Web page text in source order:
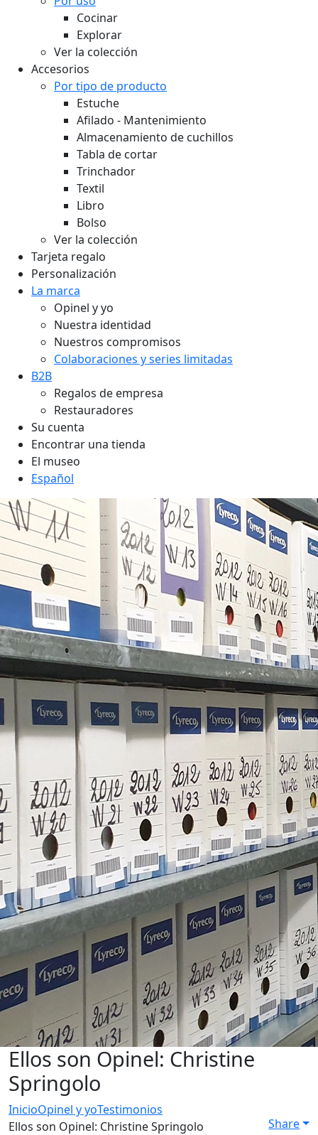
Cocinar
Explorar
Ver la colección
Accesorios
Por tipo de producto
Estuche
Afilado - Mantenimiento
Almacenamiento de cuchillos
Tabla de cortar
Trinchador
Textil
Libro
Bolso
Ver la colección
Tarjeta regalo
Personalización
La marca
Opinel y yo
Nuestra identidad
Nuestros compromisos
Colaboraciones y series limitadas
B2B
Regalos de empresa
Restauradores
Su cuenta
Encontrar una tienda
El museo
Español
Ellos son Opinel: Christine
Springolo
InicioOpinel y yoTestimonios
Ellos son Opinel: Christine Springolo
Share